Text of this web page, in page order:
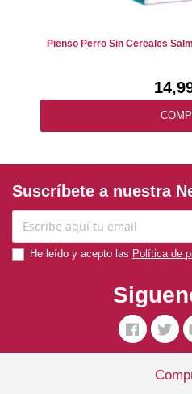
Pienso Perro Sin Cereales
Primal Dog
Suscríbete a nuestra
He leído y acepto las Política de